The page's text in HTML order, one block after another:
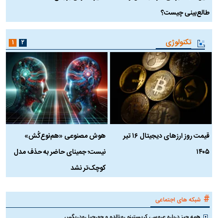
طالع‌بینی چیست؟
تکنولوژی
قیمت روز ارز‌های دیجیتال ۱۶ تیر
۱۴۰۵
هوش مصنوعی «هم‌نوع‌کُش»
نیست؛ جمینای حاضر به حذف مدل
کوچک‌تر نشد
۱ ۲
# شبکه های اجتماعی